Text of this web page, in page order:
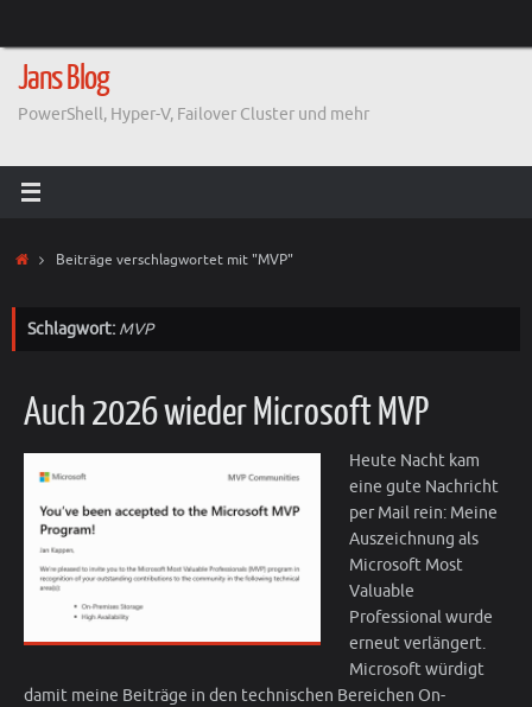
springen
Jans Blog
PowerShell, Hyper-V, Failover Cluster und mehr
StartBeiträge verschlagwortet mit "MVP"
Schlagwort: MVP
Auch 2026 wieder Microsoft MVP
Heute Nacht kam
eine gute Nachricht
per Mail rein: Meine
Auszeichnung als
Microsoft Most
Valuable
Professional wurde
erneut verlängert.
Microsoft würdigt
damit meine Beiträge in den technischen Bereichen On-